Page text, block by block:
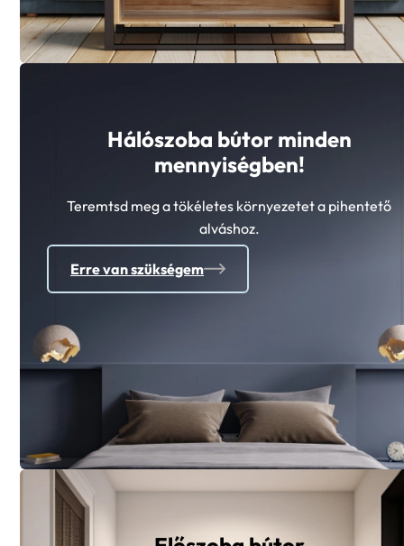
Hálószoba bútor minden
mennyiségben!
Teremtsd meg a tökéletes környezetet a pihentető
alváshoz.
Erre van szükségem